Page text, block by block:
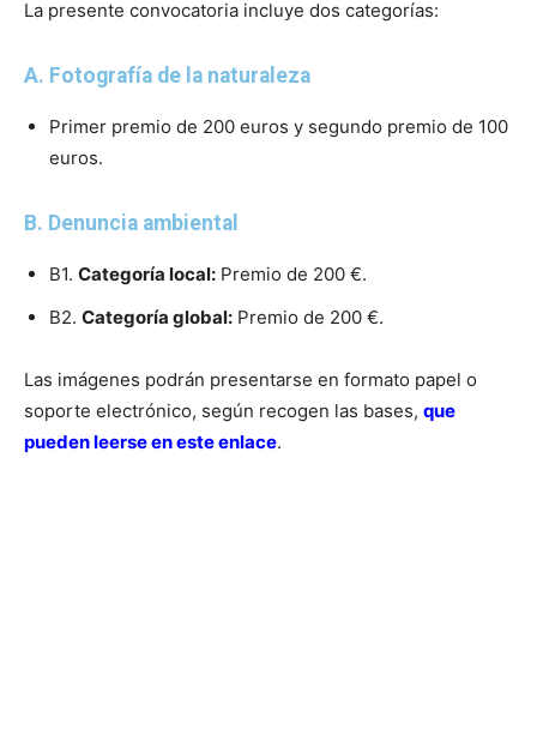
La presente convocatoria incluye dos categorías:
A. Fotografía de la naturaleza
Primer premio de 200 euros y segundo premio de 100
euros.
B. Denuncia ambiental
B1. Categoría local: Premio de 200 €.
B2. Categoría global: Premio de 200 €.
Las imágenes podrán presentarse en formato papel o
soporte electrónico, según recogen las bases, que
pueden leerse en este enlace.